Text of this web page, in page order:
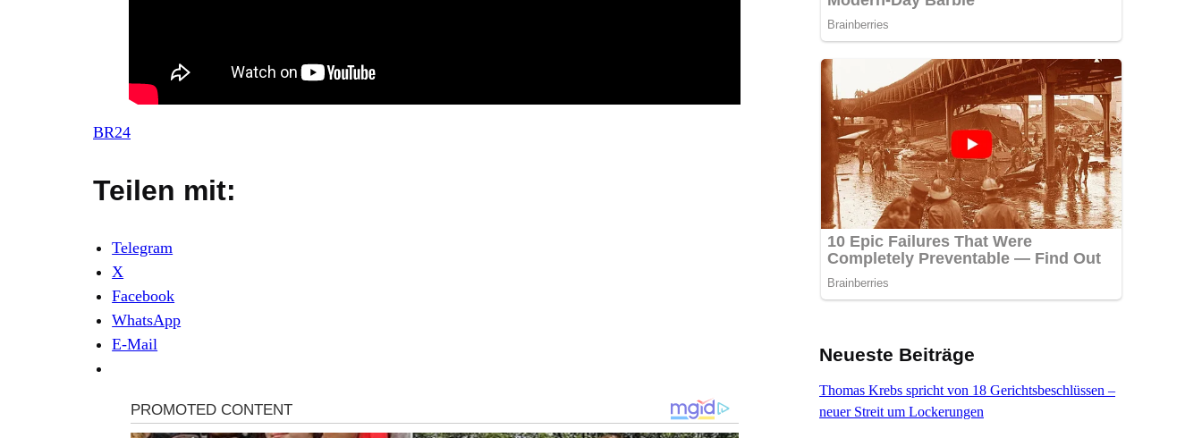
BR24
Teilen mit:
Telegram
X
Facebook
WhatsApp
E-Mail
Neueste Beiträge
Thomas Krebs spricht von 18 Gerichtsbeschlüssen –
neuer Streit um Lockerungen